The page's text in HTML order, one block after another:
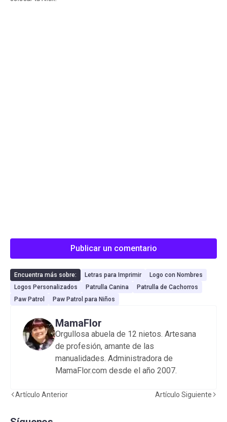
Publicar un comentario
Encuentra más sobre: Letras para Imprimir
Logo con Nombres
Logos Personalizados
Patrulla Canina
Patrulla de Cachorros
Paw Patrol
Paw Patrol para Niños
MamaFlor
Orgullosa abuela de 12 nietos. Artesana
de profesión, amante de las
manualidades. Administradora de
MamaFlor.com desde el año 2007.
Artículo Anterior Artículo Siguiente